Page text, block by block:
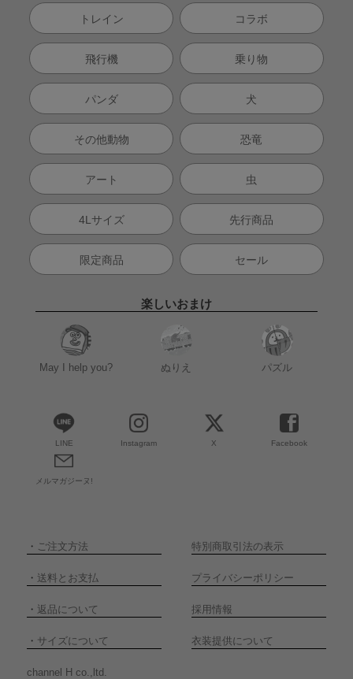
トレイン コラボ
飛行機 乗り物
パンダ 犬
その他動物 恐竜
アート 虫
4Lサイズ 先行商品
限定商品 セール
楽しいおまけ
May I help you? ぬりえ パズル
LINE Instagram X Facebook
メルマガジーヌ!
・ ご注文方法 特別商取引法の表示
・ 送料とお支払 プライバシーポリシー
・ 返品について 採用情報
・ サイズについて 衣装提供について
channel H co.,ltd.